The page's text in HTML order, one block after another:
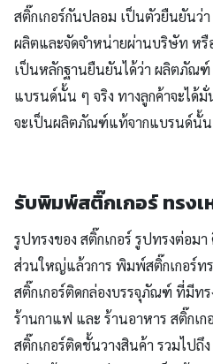
สติ๊กเกอร์กันปลอม เป็นตัวยืนยัน
ผลิตและจัดจำหน่ายผ่านบริษัท หรื
เป็นหลักฐานยืนยันได้ว่า ผลิตภัณฑ์
แบรนด์นั้น ๆ จริง ทางลูกค้าจะได้
จะเป็นผลิตภัณฑ์แท้จากแบรนด์นั้น
รับพิมพ์สติ๊กเกอร์ ทรงเ
รูปทรงของ สติ๊กเกอร์ รูปทรงต่อมา
ส่วนใหญ่แล้วการ พิมพ์สติ๊กเกอร์ท
สติ๊กเกอร์ติดกล่องบรรจุภัณฑ์ ที่มีทร
ร้านกาแฟ และ ร้านอาหาร สติ๊กเก
สติ๊กเกอร์ติดชั้นวางสินค้า รวมไปถึ